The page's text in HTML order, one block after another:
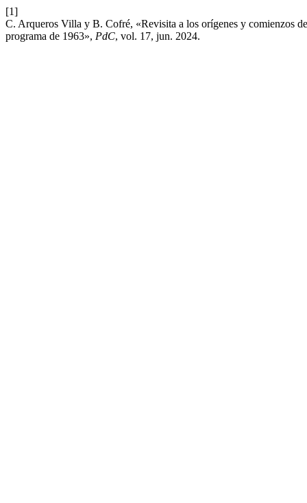
[1]
C. Arqueros Villa y B. Cofré, «Revisita a los orígenes y comienzos
programa de 1963», PdC, vol. 17, jun. 2024.